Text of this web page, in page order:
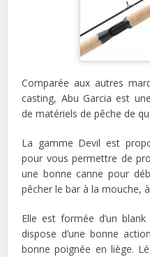
Comparée aux autres
casting, Abu Garcia est
de matériels de pêche de
La gamme Devil est
pour vous permettre de
une bonne canne pour
pêcher le bar à la mouche,
Elle est formée d’un
dispose d’une bonne
bonne poignée en liège.